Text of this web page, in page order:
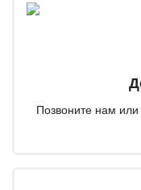
Позвоните нам